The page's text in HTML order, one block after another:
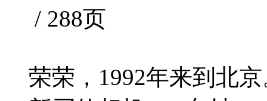
/ 288页
荣荣，1992年来到北